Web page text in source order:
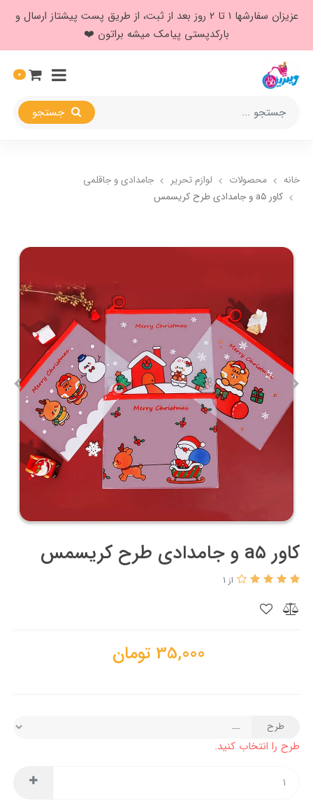
عزیزان سفارشها ۱ تا ۲ روز بعد از ثبت، از طریق پست پیشتاز ارسال و
بارکدپستی پیامک میشه براتون ❤️
0
خانه محصولات لوازم تحریر
جامدادی و جاقلمی
کاور a۵ و جامدادی طرح کریسمس
کاور a۵ و جامدادی طرح کریسمس
از 1
35,000 تومان
طرح
طرح را انتخاب کنید.